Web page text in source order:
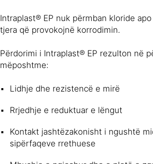
Intraplast® EP nuk përmban kloride
tjera që provokojnë korrodimin.
Përdorimi i Intraplast® EP rezulton në
mëposhtme:
Lidhje dhe rezistencë e mirë
Rrjedhje e reduktuar e lëngut
Kontakt jashtëzakonisht i ngushtë
sipërfaqeve rrethuese